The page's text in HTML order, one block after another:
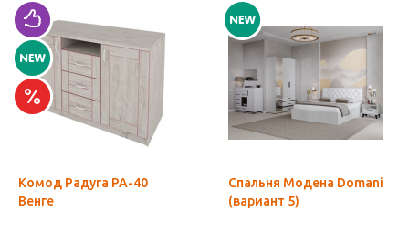
Комод Радуга РА-40
Венге
Спальня Модена Domani
(вариант 5)